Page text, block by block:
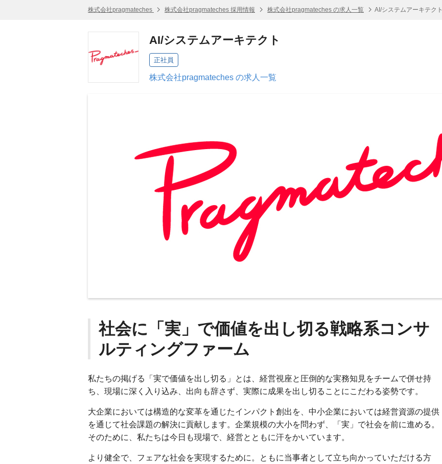
株式会社pragmateches 株式会社pragmateches 採用情報 株式会社pragmateches の求人一覧 AI/システムアーキテクト
AI/システムアーキテクト
正社員
株式会社pragmateches の求人一覧
社会に「実」で価値を出し切る戦略系コンサ
ルティングファーム
私たちの掲げる「実で価値を出し切る」とは、経営視座と圧倒的な実務知見をチームで併せ持
ち、現場に深く入り込み、出向も辞さず、実際に成果を出し切ることにこだわる姿勢です。
大企業においては構造的な変革を通じたインパクト創出を、中小企業においては経営資源の提供
を通じて社会課題の解決に貢献します。企業規模の大小を問わず、「実」で社会を前に進める。
そのために、私たちは今日も現場で、経営とともに汗をかいています。
より健全で、フェアな社会を実現するために。ともに当事者として立ち向かっていただける方